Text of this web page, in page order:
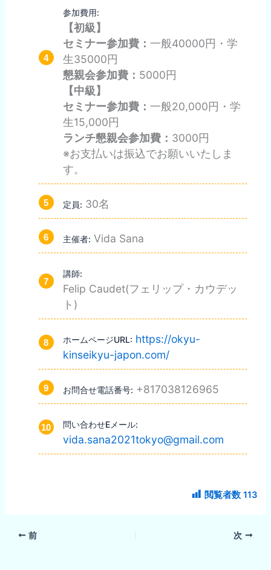
参加費用:
【初級】
セミナー参加費： 一般40000円・学
生35000円
懇親会参加費： 5000円
【中級】
セミナー参加費： 一般20,000円・学
生15,000円
ランチ懇親会参加費： 3000円
※お支払いは振込でお願いいたしま
す。
定員: 30名
主催者: Vida Sana
講師:
Felip Caudet(フェリップ・カウデッ
ト)
ホームページURL: https://okyu-
kinseikyu-japon.com/
お問合せ電話番号: +817038126965
問い合わせEメール:
vida.sana2021tokyo@gmail.com
閲覧者数 113
前 次